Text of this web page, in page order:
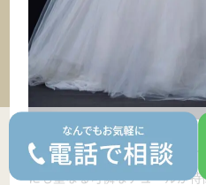
胸元が大胆にカットされた“ハ
にも重なる可憐なチュールが